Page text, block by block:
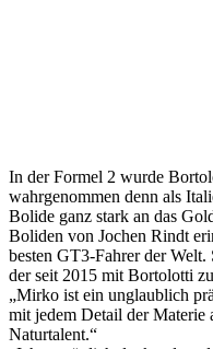
In der Formel 2 wurde
wahrgenommen denn als
Bolide ganz stark an das
Boliden von Jochen Rindt
besten GT3-Fahrer der
der seit 2015 mit Bortolotti
„Mirko ist ein unglaublich
mit jedem Detail der Materie
Naturtalent.“